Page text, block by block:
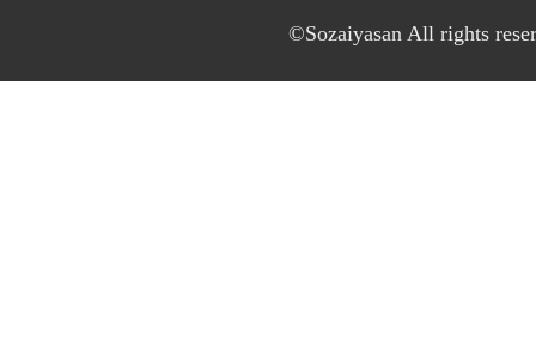
©Sozaiyasan All rights